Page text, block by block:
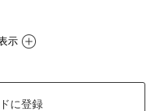
示
に登録